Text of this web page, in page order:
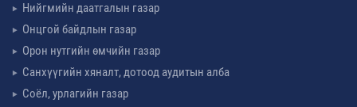
Нийгмийн даатгалын газар
Онцгой байдлын газар
Орон нутгийн өмчийн газар
Санхүүгийн хяналт, дотоод аудитын алба
Соёл, урлагийн газар